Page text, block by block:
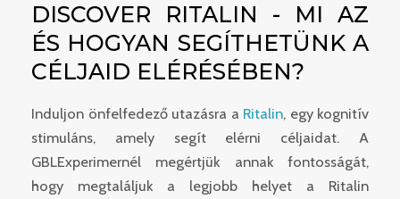
DISCOVER RITALIN - MI AZ
ÉS HOGYAN SEGÍTHETÜNK A
CÉLJAID ELÉRÉSÉBEN?
Induljon önfelfedező utazásra a Ritalin, egy kognitív
stimuláns, amely segít elérni céljaidat. A
GBLExperimernél megértjük annak fontosságát,
hogy megtaláljuk a legjobb helyet a Ritalin